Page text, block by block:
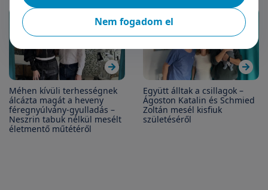
Méhen kívüli terhességnek
álcázta magát a heveny
féregnyúlvány-gyulladás –
Neszrin tabuk nélkül mesélt
életmentő műtétéről
Együtt álltak a csillagok –
Ágoston Katalin és Schmied
Zoltán mesél kisfiuk
születéséről
Nem fogadom el